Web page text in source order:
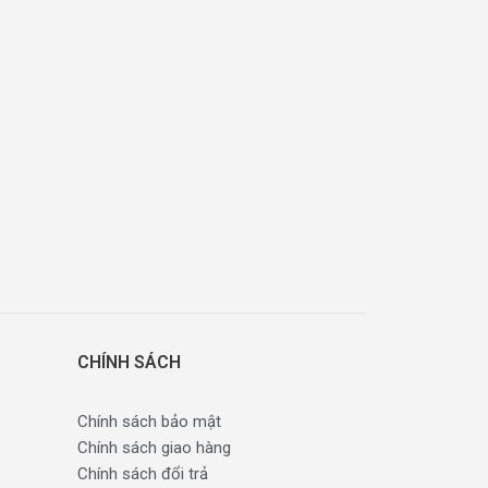
CHÍNH SÁCH
Chính sách bảo mật
Chính sách giao hàng
Chính sách đổi trả